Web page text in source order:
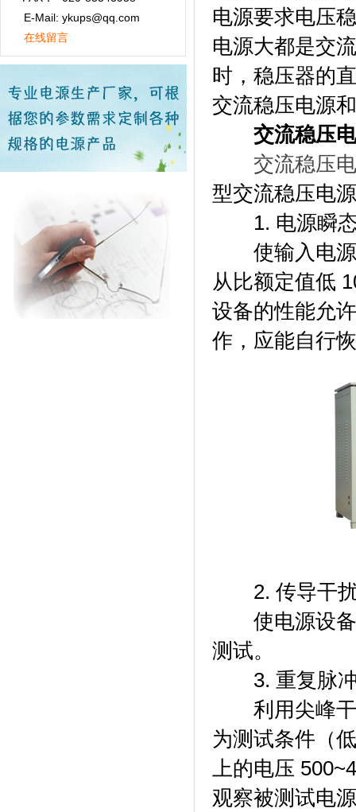
E-Mail: ykups@qq.com
在线留言
电源要求电压
电源大都是交
时，稳压器的
交流稳压电源
交流稳压
交流稳压
型交流稳压电
1. 电源瞬态
使输入电源
从比额定值低
设备的性能允
作，应能自行
2. 传导干
使电源设备
测试。
3. 重复脉冲
利用尖峰干
为测试条件（
上的电压
观察被测试电